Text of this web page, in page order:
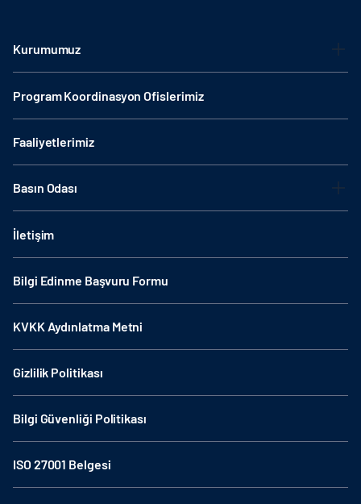
Kurumumuz
Program Koordinasyon Ofislerimiz
Faaliyetlerimiz
Basın Odası
İletişim
Bilgi Edinme Başvuru Formu
KVKK Aydınlatma Metni
Gizlilik Politikası
Bilgi Güvenliği Politikası
ISO 27001 Belgesi